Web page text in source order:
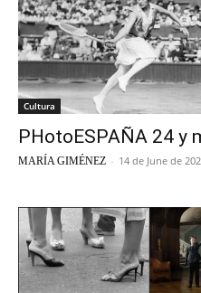
Cultura
PHotoESPAÑA 24 y
MARÍA GIMÉNEZ - 14 de June de